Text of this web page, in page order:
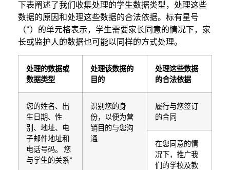
下表阐述了我们收集处理的学生数据类型，处理这些
数据的原因和处理这些数据的合法依据。标有星号
（*）的单元格表示，学生需要家长同意的情况下，家
长或监护人的数据也可能以同样的方式处理。
处理的数据或
数据类型
处理该数据的
目的
处理这些数据
的合法依据
您的姓名、出
生日期、性
别、地址、电
子邮件地址和
电话号码。 您
与学生的关系*
识别您的身
份，以便为营
销目的与您沟
通
履行与您签订
的合同
在您同意的情
况下，推广我
们的学校及教